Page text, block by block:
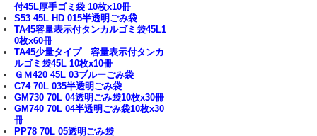
付45L厚手ゴミ袋 10枚x10冊
S53 45L HD 015半透明ごみ袋
TA45容量表示付タンカルゴミ袋45L1
0枚x60冊
TA45少量タイプ 容量表示付タンカ
ルゴミ袋45L 10枚x10冊
ＧＭ420 45L 03ブルーごみ袋
C74 70L 035半透明ごみ袋
GM730 70L 04透明ごみ袋10枚x30冊
GM740 70L 04半透明ごみ袋10枚x30
冊
PP78 70L 05透明ごみ袋